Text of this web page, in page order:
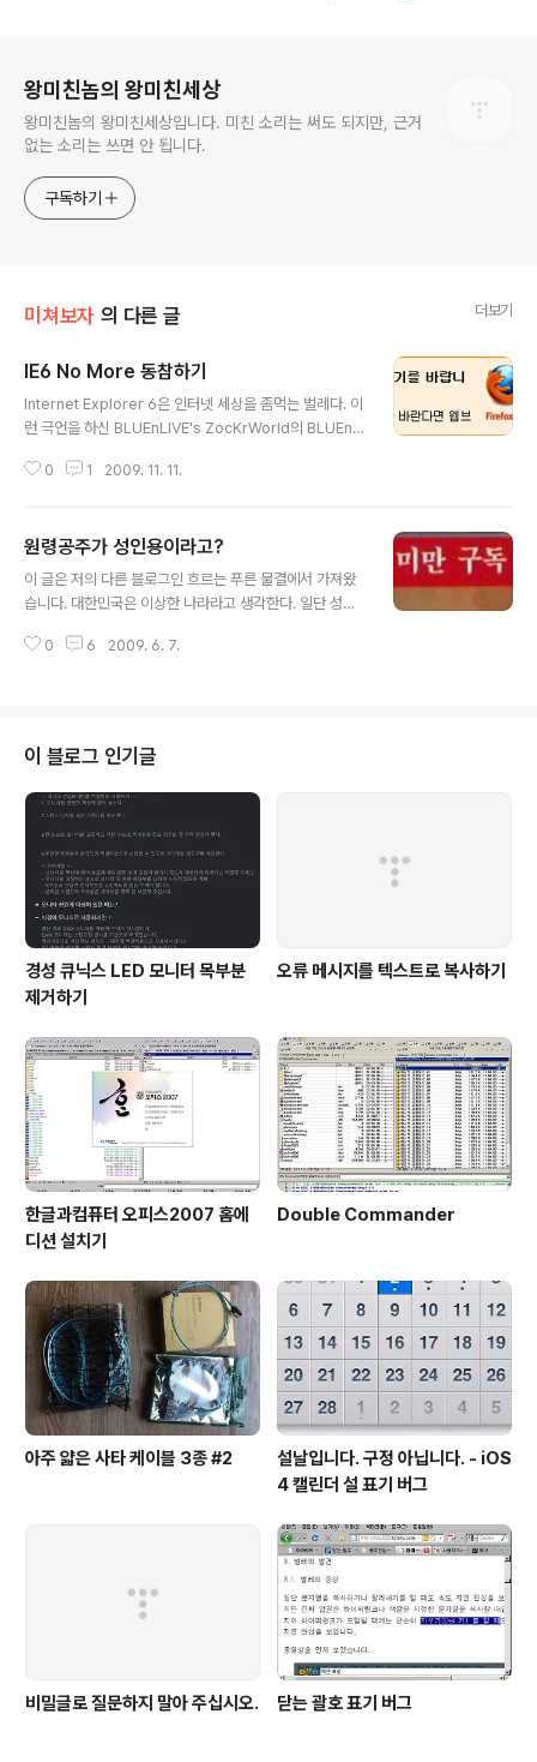
왕미친놈의 왕미친세상
왕미친놈의 왕미친세상입니다. 미친 소리는 써도 되지만, 근거
없는 소리는 쓰면 안 됩니다.
구독하기
미쳐보자 의 다른 글 더보기
IE6 No More 동참하기
Internet Explorer 6은 인터넷 세상을 좀먹는 벌레다. 이
런 극언을 하신 BLUEnLIVE's ZocKrWorld의 BLUEnLI
내가 ~빠가 되는 느낌인데. 아무튼 거기에 좀 더 미친 짓을
다 보니 이런 미친짓을 해도 얼마간은 안심이다. 설마 그 사
람들이 한국 사이트까지 보고는 고소를 하겠어. 이런 배 째
라 정신으로 미친 짓을 했다. 고소하면 내가 잘못한 거니까
아무튼 원래의 배너는 다음과 같다. 이것을 BLUEnLIVE
0 1 2009. 11. 11.
원령공주가 성인용이라고?
이 글은 저의 다른 블로그인 흐르는 푸른 물결에서 가져왔
습니다. 대한민국은 이상한 나라라고 생각한다. 일단 성인
이다. 그런데 우리 생활에서 자주 접하는 물건은 뜻밖에 성
어 보라. 설마?! 그 설마다. 그럴 리 없다고?! 아니다. 당신
이 색안경을 끼고 보니까 "그럴 리 없다"라고 말할 뿐이다.
아직도 모르겠다는 사람을 위해 정답을 공개하겠다. 정답
은 "성인용"이다. 성인용과 연령 제한 물품을 혼동하면 절
담배와 술은 주민등록..
0 6 2009. 6. 7.
이 블로그 인기글
경성 큐닉스 LED 모니터 목부분
제거하기
오류 메시지를 텍스트로 복사하기
한글과컴퓨터 오피스2007 홈에
디션 설치기
Double Commander
아주 얇은 사타 케이블 3종 #2
설날입니다. 구정 아닙니다. - iOS
4 캘린더 설 표기 버그
비밀글로 질문하지 말아 주십시오. 닫는 괄호 표기 버그